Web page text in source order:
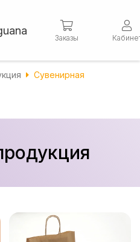
Заказы
Сувенирная